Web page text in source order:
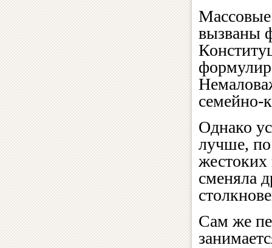
вызваны
семейно-
Однако
лучше,
сменяла
Сам же